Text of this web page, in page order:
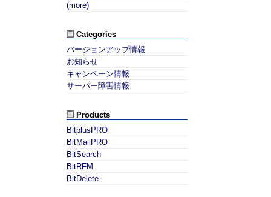
(more)
Categories
バージョンアップ情報
お知らせ
キャンペーン情報
サーバー障害情報
Products
BitplusPRO
BitMailPRO
BitSearch
BitRFM
BitDelete